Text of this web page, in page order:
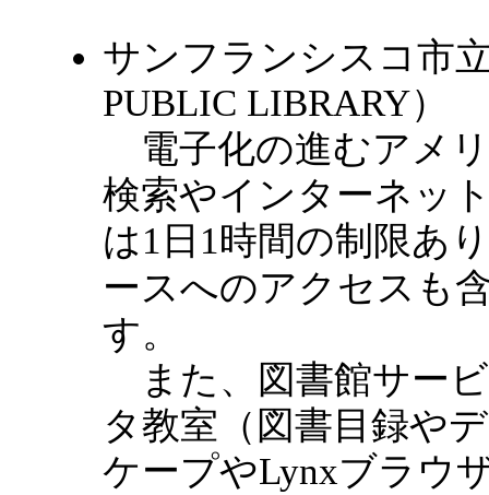
サンフランシスコ市
PUBLIC LIBRARY）
電子化の進むアメ
検索やインターネッ
は1日1時間の制限あ
ースへのアクセスも
す。
また、図書館サー
タ教室（図書目録や
ケープやLynxブラウ